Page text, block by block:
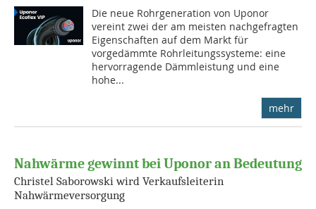
Die neue Rohrgeneration von Uponor
vereint zwei der am meisten nachgefragten
Eigenschaften auf dem Markt für
vorgedämmte Rohrleitungssysteme: eine
hervorragende Dämmleistung und eine
hohe...
mehr
Nahwärme gewinnt bei Uponor an Bedeutung
Christel Saborowski wird Verkaufsleiterin
Nahwärmeversorgung